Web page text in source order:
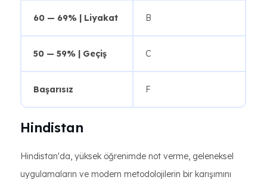
60 — 69% | Liyakat B
50 — 59% | Geçiş C
Başarısız F
Hindistan
Hindistan'da, yüksek öğrenimde not verme, geleneksel
uygulamaların ve modern metodolojilerin bir karışımını